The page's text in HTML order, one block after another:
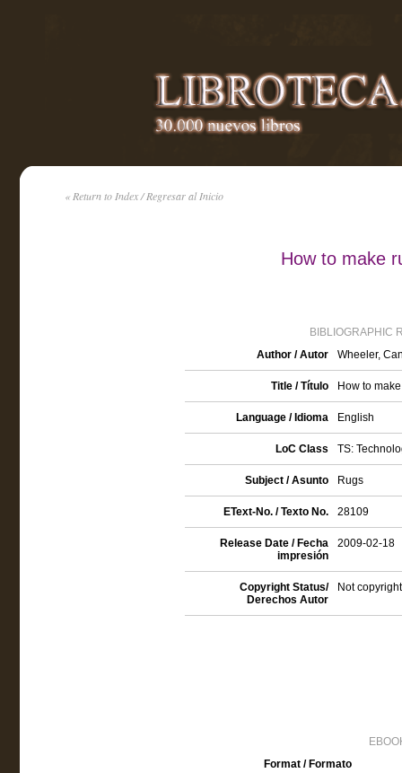
« Return to Index / Regresar al Inicio
How to make
BIBLIOGRAPHIC
Author / Autor
Wheeler,
Title / Título How to
Language / Idioma English
LoC Class TS:
Subject / Asunto Rugs
EText-No. / Texto No. 28109
Release Date / Fecha
impresión
2009-02-18
Copyright Status/
Derechos Autor
Not
Format / Formato